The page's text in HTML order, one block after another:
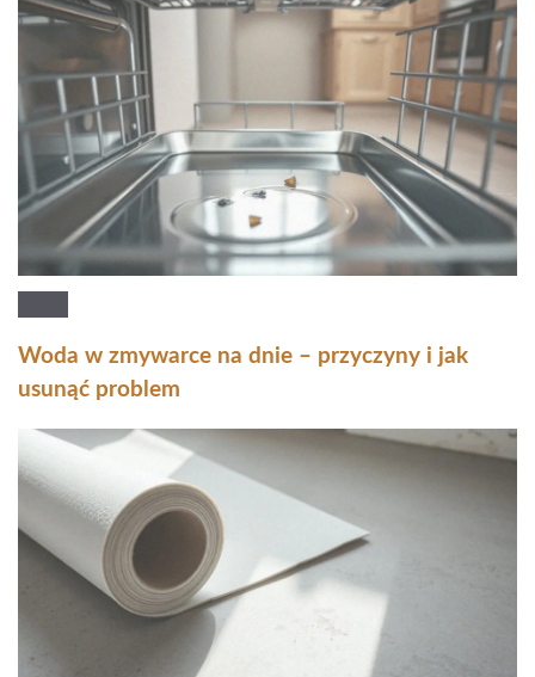
Woda w zmywarce na dnie – przyczyny i jak
usunąć problem